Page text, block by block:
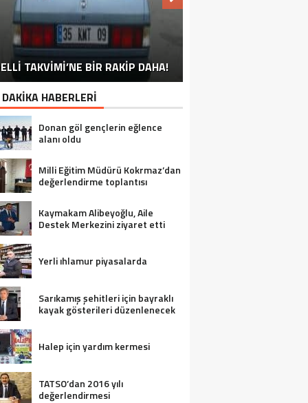
TAKVİMİ’NE BİR RAKİP DAHA!
İYİ ‘KURBAN BAYRAMI’ CAPSLERİ!
SÖYLEMEYEN ESNAF GÖRDÜNÜZ
MÜ?
FOTOĞRAFLARLA HIZAN
FOTOĞRAFLARLA BITLIS
FOTOĞRAFLARLA TATVAN
FOTOĞRAFLARLA GÜROYMAK
FOTOĞRAFLARLA AHLAT
FOTOĞRAFLARLA ADILCEVAZ
FOTOĞRAFLARLA MUTKI
HABERLERİ
Donan göl gençlerin eğlence
alanı oldu
Milli Eğitim Müdürü Kokrmaz’dan
değerlendirme toplantısı
Kaymakam Alibeyoğlu, Aile
Destek Merkezini ziyaret etti
Yerli ıhlamur piyasalarda
Sarıkamış şehitleri için bayraklı
kayak gösterileri düzenlenecek
Halep için yardım kermesi
TATSO’dan 2016 yılı
değerlendirmesi